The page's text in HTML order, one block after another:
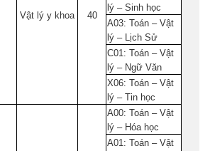
Vật lý y khoa 40
lý – Sinh học
A03: Toán – Vật
lý – Lịch Sử
C01: Toán – Vật
lý – Ngữ Văn
X06: Toán – Vật
lý – Tin học
A00: Toán – Vật
lý – Hóa học
A01: Toán – Vật